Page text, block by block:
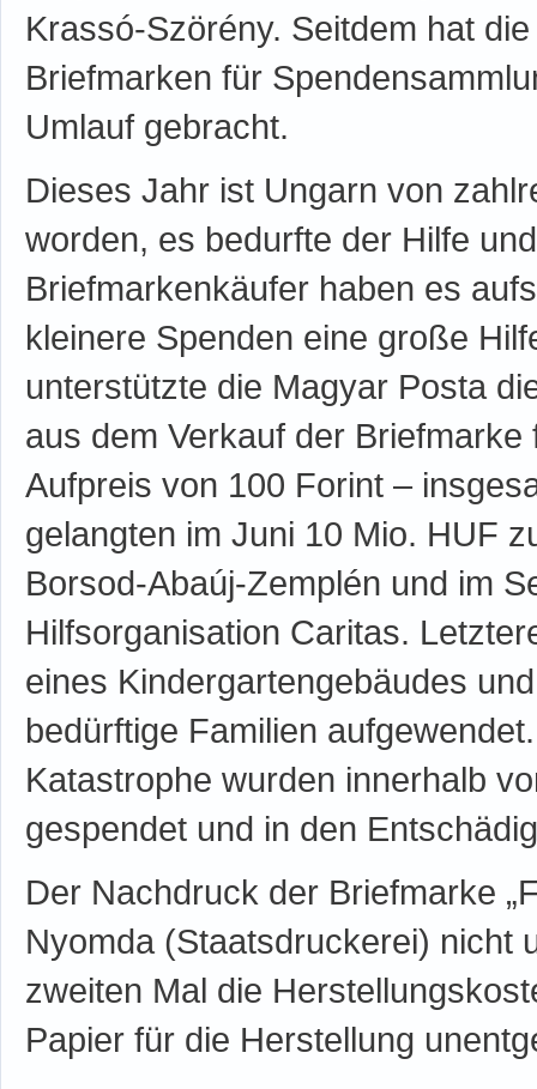
Krassó-Szörény. Seitdem hat
Briefmarken für
Umlauf gebracht.
Dieses Jahr ist Ungarn von
worden, es bedurfte der Hilfe
Briefmarkenkäufer haben es
kleinere Spenden eine große
unterstützte die Magyar Posta
aus dem Verkauf der
Aufpreis von 100 Forint –
gelangten im Juni 10 Mio. HUF
Borsod-Abaúj-Zemplén und im
Hilfsorganisation Caritas.
eines Kindergartengebäudes
bedürftige Familien
Katastrophe wurden innerhalb
gespendet und in den
Der Nachdruck der Briefmarke
Nyomda (Staatsdruckerei) nicht
zweiten Mal die
Papier für die Herstellung